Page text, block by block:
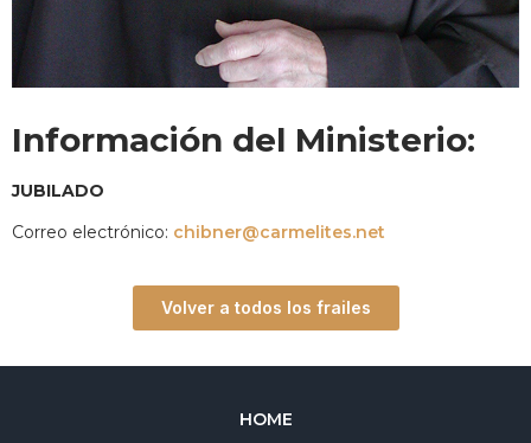
Información del Ministerio:
JUBILADO
Correo electrónico: chibner@carmelites.net
Volver a todos los frailes
HOME